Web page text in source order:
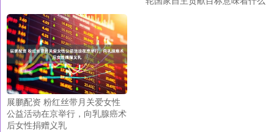
展鹏配资 粉红丝带月关爱女性
公益活动在京举行，向乳腺癌术
后女性捐赠义乳